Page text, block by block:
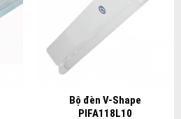
Bộ đèn V-Shape
PIFA118L10